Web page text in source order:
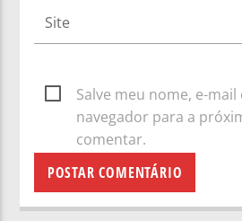
Salve meu nome, e-mail
navegador para a
comentar.